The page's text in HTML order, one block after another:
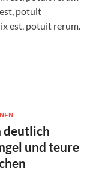
potuit
est, potuit rerum.
deutlich
und teure